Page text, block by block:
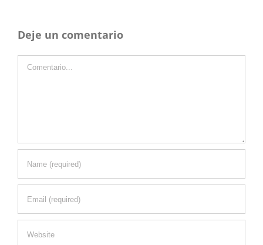
Deje un comentario
Comentario